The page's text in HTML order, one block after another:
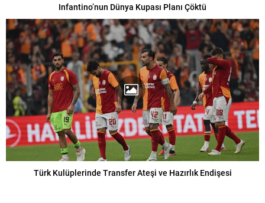
Infantino’nun Dünya Kupası Planı Çöktü
Türk Kulüplerinde Transfer Ateşi ve Hazırlık Endişesi